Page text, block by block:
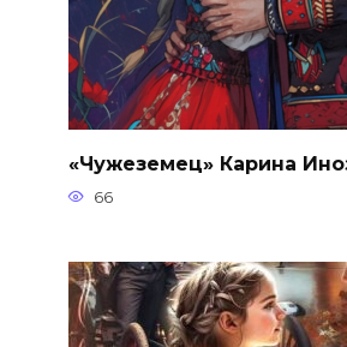
«Чужеземец» Карина
66